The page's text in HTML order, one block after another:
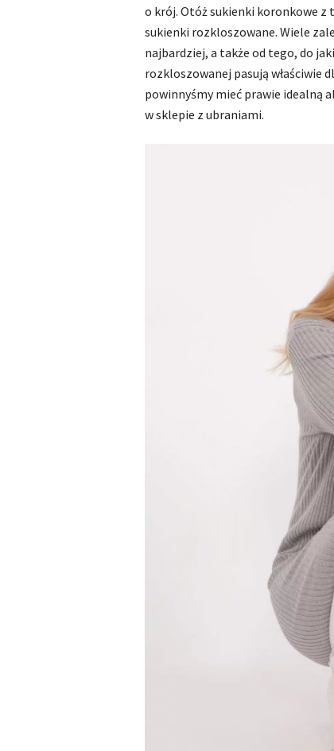
o krój. Otóż sukienki koronkowe z
sukienki rozkloszowane. Wiele
najbardziej, a także od tego, do
rozkloszowanej pasują właściwie
powinnyśmy mieć prawie idealną
w sklepie z ubraniami.